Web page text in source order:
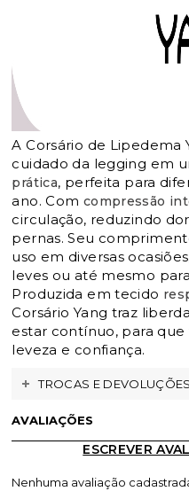
A Corsário de Lipedema
cuidado da legging em
prática, perfeita para
ano. Com compressão
circulação, reduzindo
pernas. Seu
uso em diversas
leves ou até mesmo
Produzida em tecido
Corsário Yang traz
estar contínuo, para que
leveza e confiança.
TROCAS E DEVOLUÇÕES
AVALIAÇÕES
ESCREVER
Nenhuma avaliação